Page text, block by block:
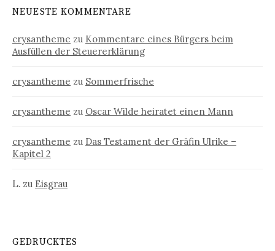
NEUESTE KOMMENTARE
crysantheme zu Kommentare eines Bürgers beim
Ausfüllen der Steuererklärung
crysantheme zu Sommerfrische
crysantheme zu Oscar Wilde heiratet einen Mann
crysantheme zu Das Testament der Gräfin Ulrike –
Kapitel 2
L. zu Eisgrau
GEDRUCKTES